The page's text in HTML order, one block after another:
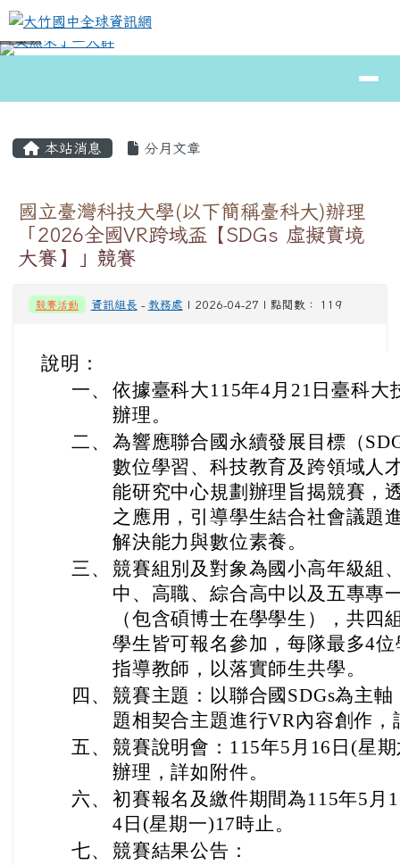
跳至主內容區
大竹國中全球資訊網
⏸
本站消息 分月文章
國立臺灣科技大學(以下簡稱臺科大)辦理
「2026全國VR跨域盃【SDGs 虛擬實境
大賽】」競賽
競賽活動 資訊組長 - 教務處 | 2026-04-27 | 點閱數： 119
說明：
一、 依據臺科大115年4月21日臺科大
辦理。
二、 為響應聯合國永續發展目標（
數位學習、科技教育及跨領域人
能研究中心規劃辦理旨揭競賽，
之應用，引導學生結合社會議題
解決能力與數位素養。
三、 競賽組別及對象為國小高年級組
中、高職、綜合高中以及五專專
（包含碩博士在學學生），共四
學生皆可報名參加，每隊最多4
指導教師，以落實師生共學。
四、 競賽主題：以聯合國SDGs為主
題相契合主題進行VR內容創作，
五、 競賽說明會：115年5月16日(星
辦理，詳如附件。
六、 初賽報名及繳件期間為115年5月
4日(星期一)17時止。
七、 競賽結果公告：